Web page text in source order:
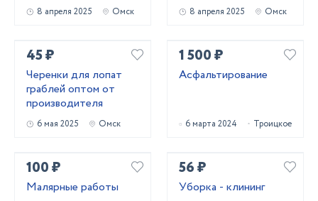
8 апреля 2025 Омск 8 апреля 2025 Омск
45 ₽
Черенки для лопат
граблей оптом от
производителя
6 мая 2025 Омск
1 500 ₽
Асфальтирование
6 марта 2024 Троицкое
100 ₽
Малярные работы
56 ₽
Уборка - клининг